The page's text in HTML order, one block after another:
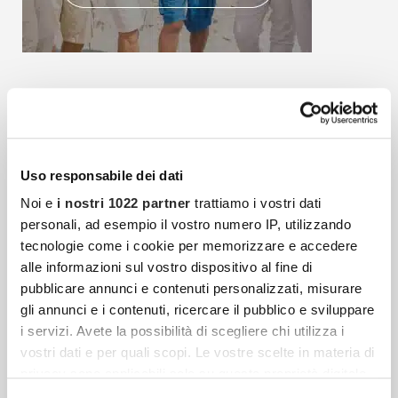
Uso responsabile dei dati
Noi e i nostri 1022 partner trattiamo i vostri dati
personali, ad esempio il vostro numero IP, utilizzando
tecnologie come i cookie per memorizzare e accedere
alle informazioni sul vostro dispositivo al fine di
pubblicare annunci e contenuti personalizzati, misurare
gli annunci e i contenuti, ricercare il pubblico e sviluppare
i servizi. Avete la possibilità di scegliere chi utilizza i
vostri dati e per quali scopi. Le vostre scelte in materia di
Fibrosi E Tessuto Connettivo: Quando Il Corpo
Reagisce Contro Se Stesso
Il tessuto connettivo è una delle strutture più
diffuse e decisive dell’organismo umano, ma
resta spesso meno conosciuto rispetto a
muscoli, ossa, cuore o cervello.
Crema Alla Calendula: La Mia Prova Con Just